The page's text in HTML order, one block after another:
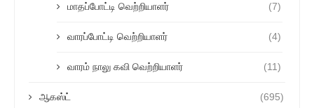
மாதப்போட்டி வெற்றியாளர் (7)
வாரப்போட்டி வெற்றியாளர் (4)
வாரம் நாலு கவி வெற்றியாளர் (11)
ஆகஸ்ட் (695)